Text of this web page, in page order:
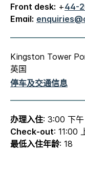
Front desk: +44-
Email:
Kingston Tower
英国
停车及交通信息
办理入住: 3:00 下午
Check-out: 11:00
最低入住年龄: 18